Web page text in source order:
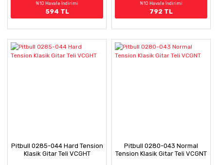
%10 Havale İndirimi
594 TL
%10 Havale İndirimi
792 TL
Pitbull 0285-044 Hard Tension
Klasik Gitar Teli VCGHT
Pitbull 0280-043 Normal
Tension Klasik Gitar Teli VCGNT